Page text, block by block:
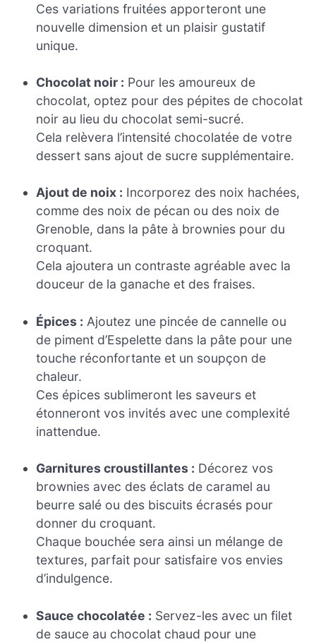
Ces variations fruitées apporteront une
nouvelle dimension et un plaisir gustatif
unique.
Chocolat noir : Pour les amoureux de
chocolat, optez pour des pépites de chocolat
noir au lieu du chocolat semi-sucré.
Cela relèvera l’intensité chocolatée de votre
dessert sans ajout de sucre supplémentaire.
Ajout de noix : Incorporez des noix hachées,
comme des noix de pécan ou des noix de
Grenoble, dans la pâte à brownies pour du
croquant.
Cela ajoutera un contraste agréable avec la
douceur de la ganache et des fraises.
Épices : Ajoutez une pincée de cannelle ou
de piment d’Espelette dans la pâte pour une
touche réconfortante et un soupçon de
chaleur.
Ces épices sublimeront les saveurs et
étonneront vos invités avec une complexité
inattendue.
Garnitures croustillantes : Décorez vos
brownies avec des éclats de caramel au
beurre salé ou des biscuits écrasés pour
donner du croquant.
Chaque bouchée sera ainsi un mélange de
textures, parfait pour satisfaire vos envies
d’indulgence.
Sauce chocolatée : Servez-les avec un filet
de sauce au chocolat chaud pour une